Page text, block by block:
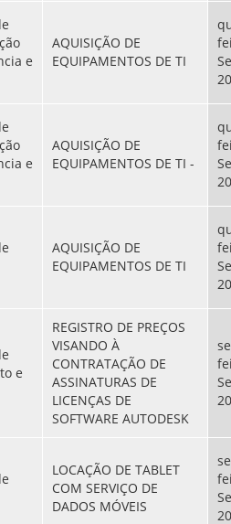
EMITIDOS
DO CONSELHO FISCAL
PÚBLICOS
e
AQUISIÇÃO DE
EQUIPAMENTOS DE TI
e
AQUISIÇÃO DE
EQUIPAMENTOS DE TI -
AQUISIÇÃO DE
EQUIPAMENTOS DE TI
e
REGISTRO DE PREÇOS
VISANDO À
CONTRATAÇÃO DE
ASSINATURAS DE
LICENÇAS DE
SOFTWARE AUTODESK
LOCAÇÃO DE TABLET
COM SERVIÇO DE
DADOS MÓVEIS